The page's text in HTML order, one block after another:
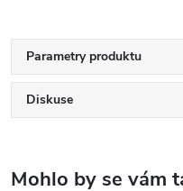
Parametry produktu
Diskuse